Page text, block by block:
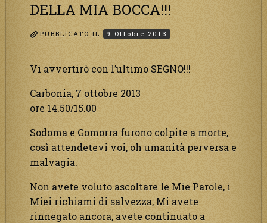
DELLA MIA BOCCA!!!
PUBBLICATO IL 9 Ottobre 2013
Vi avvertirò con l’ultimo SEGNO!!!
Carbonia, 7 ottobre 2013
ore 14.50/15.00
Sodoma e Gomorra furono colpite a morte,
così attendetevi voi, oh umanità perversa e
malvagia.
Non avete voluto ascoltare le Mie Parole, i
Miei richiami di salvezza, Mi avete
rinnegato ancora, avete continuato a